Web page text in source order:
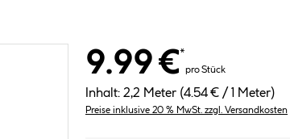
9.99 €*
pro Stück
Inhalt: 2,2 Meter (4.54 € / 1 Meter)
Preise inklusive 20 % MwSt. zzgl. Versandkosten